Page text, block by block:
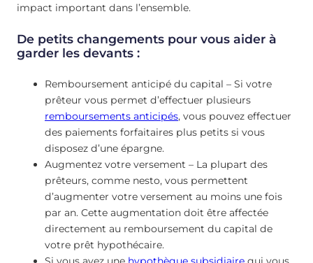
impact important dans l’ensemble.
De petits changements pour vous aider à
garder les devants :
Remboursement anticipé du capital – Si votre
prêteur vous permet d’effectuer plusieurs
remboursements anticipés, vous pouvez effectuer
des paiements forfaitaires plus petits si vous
disposez d’une épargne.
Augmentez votre versement – La plupart des
prêteurs, comme nesto, vous permettent
d’augmenter votre versement au moins une fois
par an. Cette augmentation doit être affectée
directement au remboursement du capital de
votre prêt hypothécaire.